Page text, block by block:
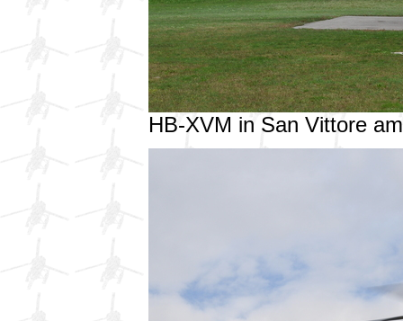
HB-XVM in San Vittore